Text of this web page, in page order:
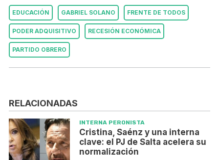
EDUCACIÓN GABRIEL SOLANO FRENTE DE TODOS
PODER ADQUISITIVO RECESIÓN ECONÓMICA
PARTIDO OBRERO
RELACIONADAS
INTERNA PERONISTA
Cristina, Saénz y una interna
clave: el PJ de Salta acelera su
normalización